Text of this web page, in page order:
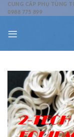
Skip
to
CUNG CẤP PHỤ TÙNG
0988 775 899